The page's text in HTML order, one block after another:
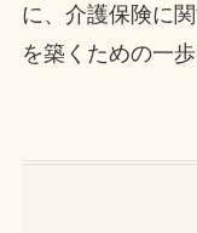
に、介護保険に
を築くための一